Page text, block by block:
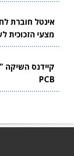
אינטל חוברת
מצעי הזכוכית
קיידנס השיקה
PCB